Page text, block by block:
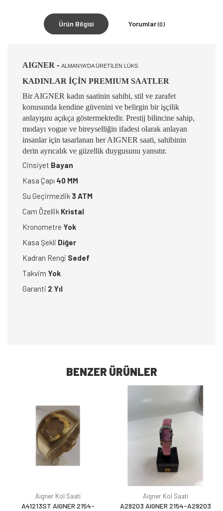
Ürün Bilgisi Yorumlar(0)
AIGNER - ALMANYA'DA ÜRETİLEN LÜKS
KADINLAR İÇİN PREMIUM SAATLER
Bir AIGNER kadın saatinin sahibi, stil ve zarafet
konusunda kendine güvenini ve belirgin bir işçilik
anlayışını açıkça göstermektedir. Prestij bilincine sahip,
modayı vogue ve bireyselliğin ifadesi olarak anlayan
insanlar için tasarlanan her AIGNER saati, sahibinin
derin ayrıcalık ve güzellik duygusunu yansıtır.
Cinsiyet Bayan
Kasa Çapı 40 MM
Su Geçirmezlik 3 ATM
Cam Özellik Kristal
Kronometre Yok
Kasa Şekli Diğer
Kadran Rengi Sedef
Takvim Yok
Garanti 2 Yıl
BENZER ÜRÜNLER
Aigner Kol Saati
A41213ST AIGNER 2154-
Aigner Kol Saati
A29203 AIGNER 2154-A29203